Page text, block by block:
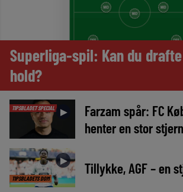
Superliga-spil: Kan du
hold?
TIPSBLADET SPECIAL ►
Farzam spår: FC
henter en stor
TIPSBLADETS DOM
► Tillykke, AGF – en